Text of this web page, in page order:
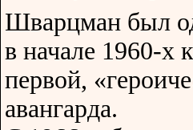
Шварцман был
в начале 1960-х
первой,
авангарда.